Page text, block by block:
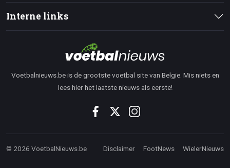
Interne links
Voetbalnieuws.be is de grootste voetbal site van Belgie. Mis niets en
lees hier het laatste nieuws als eerste!
© 2026 VoetbalNieuws.be Disclaimer FootNews WielerNieuws